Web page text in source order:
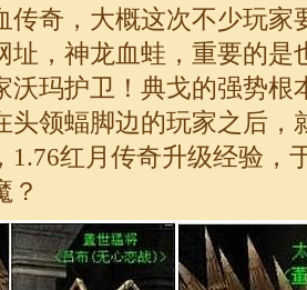
传奇，大概这次不少玩家
址，神龙血蛙，重要的是
沃玛护卫！典戈的强势根
头领蝠脚边的玩家之后，
1.76红月传奇升级经验，
？